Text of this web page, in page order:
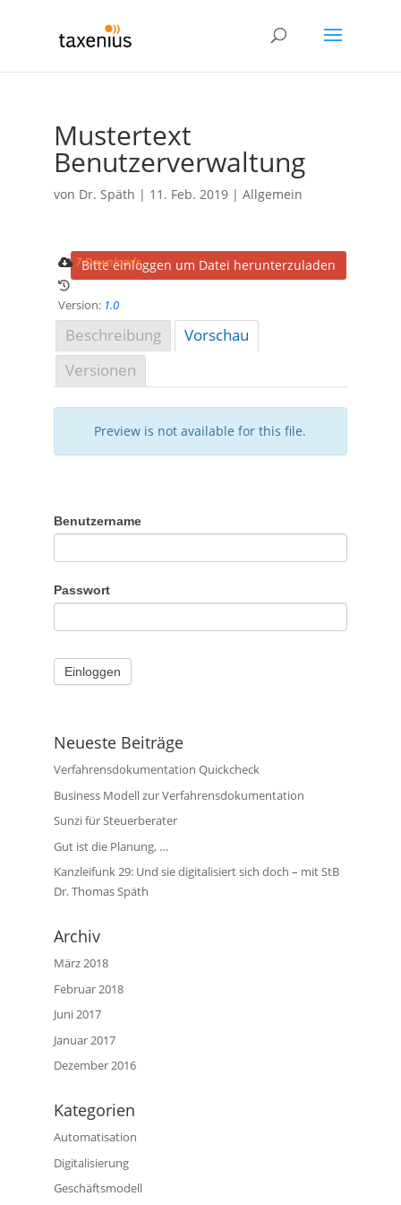
Mustertext
Benutzerverwaltung
von Dr. Späth | 11. Feb. 2019| Allgemein
Bitte einloggen um Datei herunterzuladen
7 Downloads
Version: 1.0
Beschreibung
Vorschau
Versionen
Preview is not available for this file.
Benutzername
Passwort
Neueste Beiträge
Verfahrensdokumentation Quickcheck
Business Modell zur Verfahrensdokumentation
Sunzi für Steuerberater
Gut ist die Planung, …
Kanzleifunk 29: Und sie digitalisiert sich doch – mit StB
Dr. Thomas Späth
Archiv
März 2018
Februar 2018
Juni 2017
Januar 2017
Dezember 2016
Kategorien
Automatisation
Digitalisierung
Geschäftsmodell